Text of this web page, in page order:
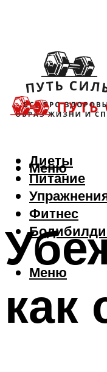
Диеты
Питание
Фитнес
Меню
Меню
как